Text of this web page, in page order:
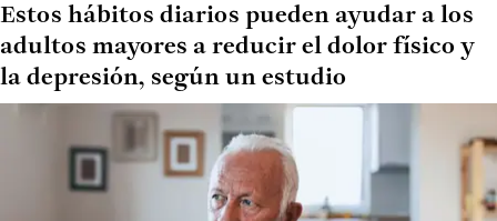
Estos hábitos diarios pueden ayudar a los
adultos mayores a reducir el dolor físico y
la depresión, según un estudio